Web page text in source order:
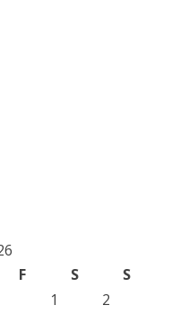
F S
S
1
2